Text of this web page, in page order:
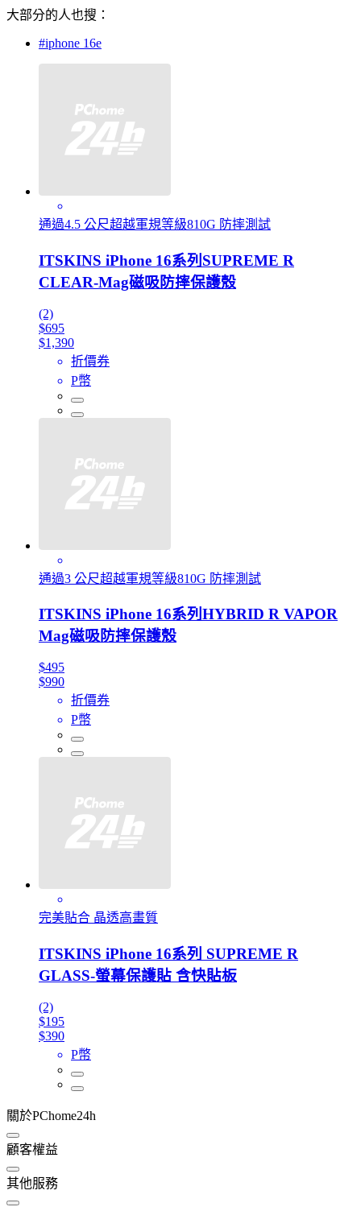
大部分的人也搜：
#iphone 16e
通過4.5 公尺超越軍規等級810G 防摔測試
ITSKINS iPhone 16系列SUPREME R
CLEAR-Mag磁吸防摔保護殼
(2)
$695
$1,390
折價券
P幣
通過3 公尺超越軍規等級810G 防摔測試
ITSKINS iPhone 16系列HYBRID R VAPOR
Mag磁吸防摔保護殼
$495
$990
折價券
P幣
完美貼合 晶透高畫質
ITSKINS iPhone 16系列 SUPREME R
GLASS-螢幕保護貼 含快貼板
(2)
$195
$390
P幣
關於PChome24h
顧客權益
其他服務